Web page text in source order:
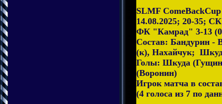
SLMF ComeBackCup
14.08.2025; 20-35;
ФК "Камрад" 3-13
Состав: Бандурин -
(к), Нахайчук;
Голы: Шкуда
(Воронин)
Игрок матча в
(4 голоса из 7 по